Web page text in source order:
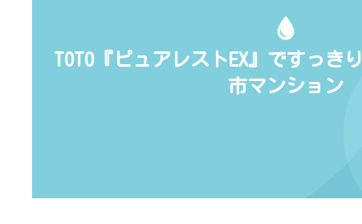
TOTO『ピュアレストEX』ですっき
市マンション